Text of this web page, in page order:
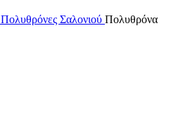
Πολυθρόνες Σαλονιού Πολυθρόνα